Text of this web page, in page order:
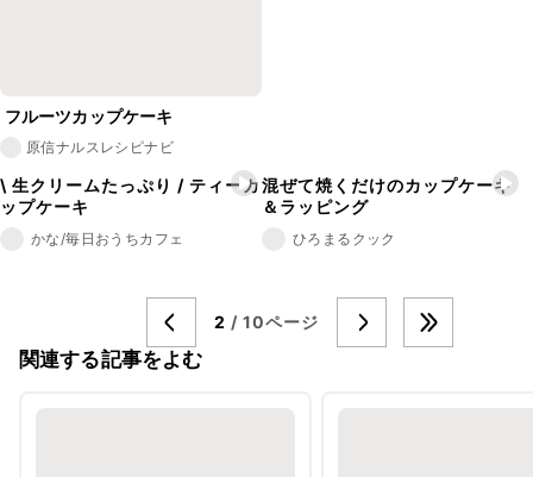
フルーツカップケーキ
原信ナルスレシピナビ
\ 生クリームたっぷり / ティーカ
ップケーキ
かな/毎日おうちカフェ
混ぜて焼くだけのカップケーキ
＆ラッピング
ひろまるクック
2 / 10ページ
関連する記事をよむ